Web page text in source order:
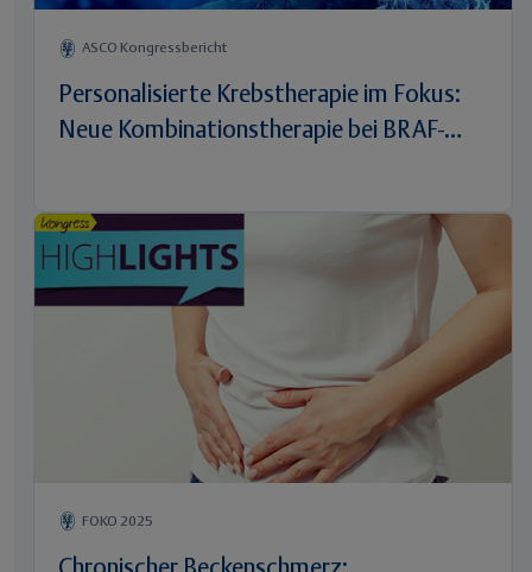
ASCO Kongressbericht
Personalisierte Krebstherapie im Fokus:
Neue Kombinationstherapie bei BRAF-
FOKO 2025